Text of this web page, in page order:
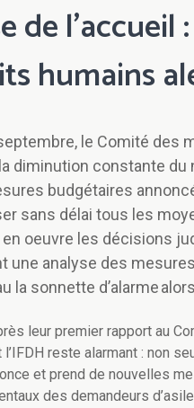
de
humains
le Comité des
diminution constante du
budgétaires
sans délai tous les
oeuvre les décisions
une analyse des
la sonnette d’alarme
leur premier rapport au
l’IFDH reste alarmant : non
et prend de nouvelles
des demandeurs